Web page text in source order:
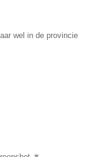
wel in de provincie